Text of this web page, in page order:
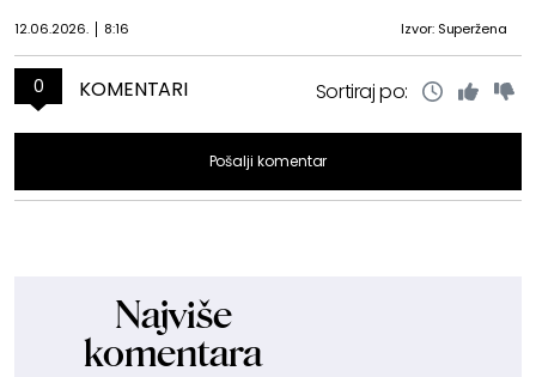
12.06.2026. 8:16 Izvor: Superžena
0 KOMENTARI Sortiraj po:
Pošalji komentar
Najviše
komentara